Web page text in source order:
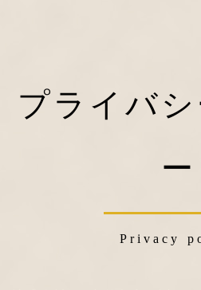
プライバ
ー
Privacy